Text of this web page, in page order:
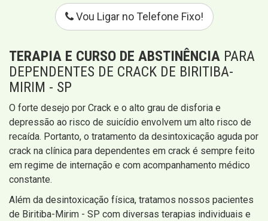
Vou Ligar no Telefone Fixo!
TERAPIA E CURSO DE ABSTINÊNCIA PARA
DEPENDENTES DE CRACK DE BIRITIBA-
MIRIM - SP
O forte desejo por Crack e o alto grau de disforia e
depressão ao risco de suicídio envolvem um alto risco de
recaída. Portanto, o tratamento da desintoxicação aguda por
crack na clínica para dependentes em crack é sempre feito
em regime de internação e com acompanhamento médico
constante.
Além da desintoxicação física, tratamos nossos pacientes
de Biritiba-Mirim - SP com diversas terapias individuais e